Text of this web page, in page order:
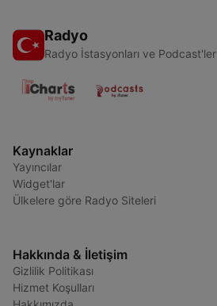
Radyo
Radyo İstasyonları ve Podcast'ler
Kaynaklar
Yayıncılar
Widget'lar
Ülkelere göre Radyo Siteleri
Hakkında & İletişim
Gizlilik Politikası
Hizmet Koşulları